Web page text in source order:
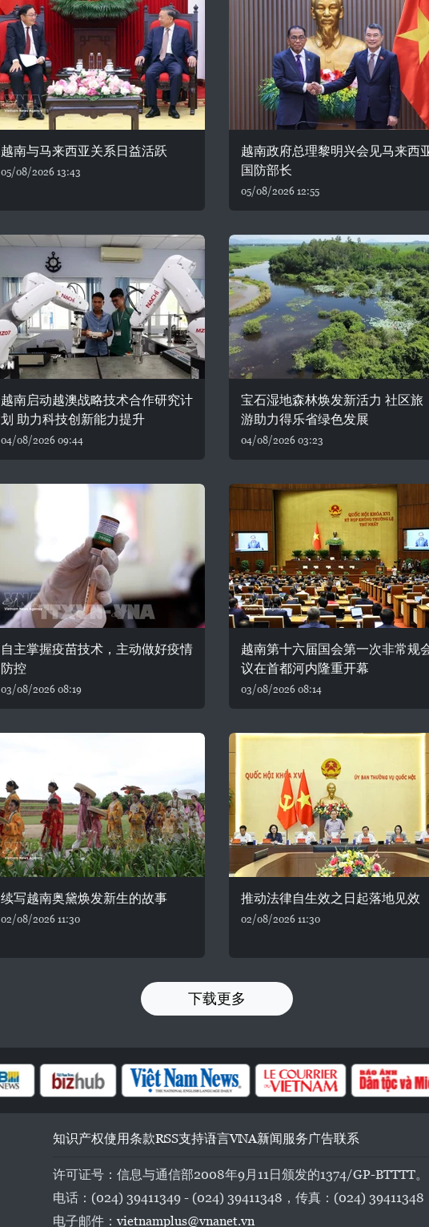
越南与马来西亚关系日益活跃
05/08/2026 13:43
越南政府总理黎明兴会见马来西
国防部长
05/08/2026 12:55
越南启动越澳战略技术合作研究计
划 助力科技创新能力提升
04/08/2026 09:44
宝石湿地森林焕发新活力 社区旅
游助力得乐省绿色发展
04/08/2026 03:23
自主掌握疫苗技术，主动做好疫情
防控
03/08/2026 08:19
越南第十六届国会第一次非常规
议在首都河内隆重开幕
03/08/2026 08:14
续写越南奥黛焕发新生的故事
02/08/2026 11:30
推动法律自生效之日起落地见效
02/08/2026 11:30
下载更多
知识产权使用条款RSS支持语言VNA新闻服务广告联系
许可证号：信息与通信部2008年9月11日颁发的1374/GP-BTTTT。
电话：(024) 39411349 - (024) 39411348，传真：(024) 39411348
电子邮件：vietnamplus@vnanet.vn